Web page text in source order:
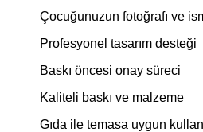
Çocuğunuzun fotoğrafı ve
Profesyonel tasarım desteği
Baskı öncesi onay süreci
Kaliteli baskı ve malzeme
Gıda ile temasa uygun